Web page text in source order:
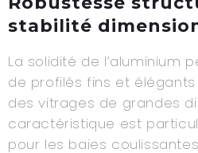
stabilité
La solidité de l’aluminium
de profilés fins et
des vitrages de grandes
caractéristique est
pour les baies